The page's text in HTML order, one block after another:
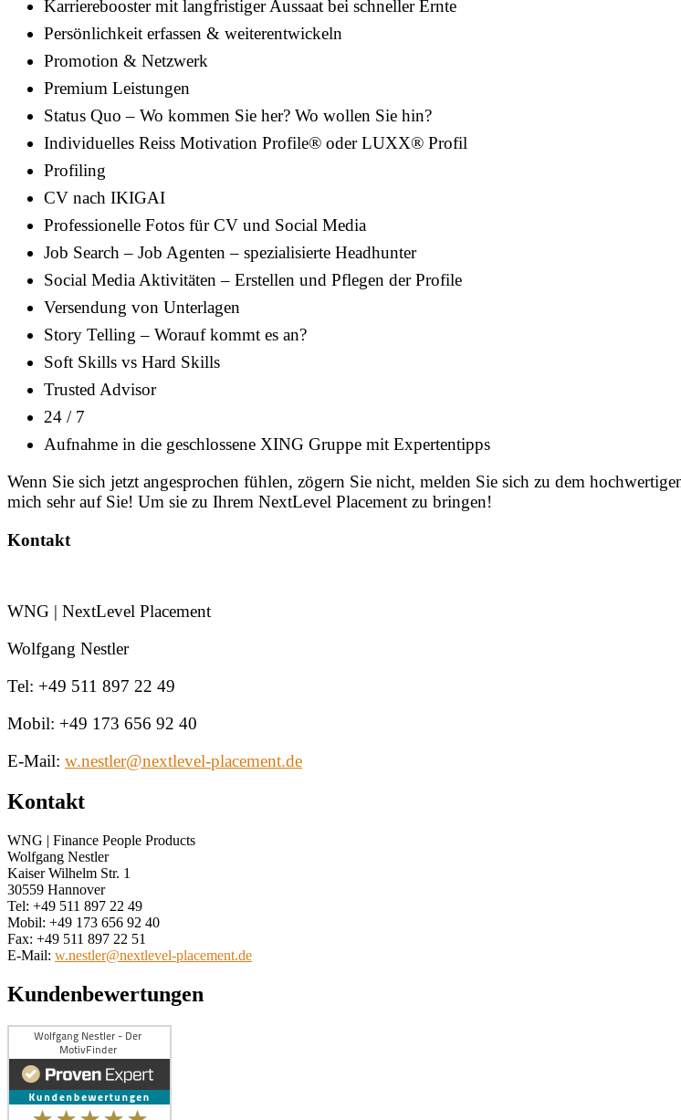
Karrierebooster mit langfristiger Aussaat bei schneller Ernte
Persönlichkeit erfassen & weiterentwickeln
Promotion & Netzwerk
Premium Leistungen
Status Quo – Wo kommen Sie her? Wo wollen Sie hin?
Individuelles Reiss Motivation Profile® oder LUXX® Profil
Profiling
CV nach IKIGAI
Professionelle Fotos für CV und Social Media
Job Search – Job Agenten – spezialisierte Headhunter
Social Media Aktivitäten – Erstellen und Pflegen der Profile
Versendung von Unterlagen
Story Telling – Worauf kommt es an?
Soft Skills vs Hard Skills
Trusted Advisor
24 / 7
Aufnahme in die geschlossene XING Gruppe mit Expertentipps
Wenn Sie sich jetzt angesprochen fühlen, zögern Sie nicht, melden Sie sich zu dem
mich sehr auf Sie! Um sie zu Ihrem NextLevel Placement zu bringen!
Kontakt
WNG | NextLevel Placement
Wolfgang Nestler
Tel: +49 511 897 22 49
Mobil: +49 173 656 92 40
E-Mail: w.nestler@nextlevel-placement.de
Kontakt
WNG | Finance People Products
Wolfgang Nestler
Kaiser Wilhelm Str. 1
30559 Hannover
Tel: +49 511 897 22 49
Mobil: +49 173 656 92 40
Fax: +49 511 897 22 51
E-Mail: w.nestler@nextlevel-placement.de
Kundenbewertungen